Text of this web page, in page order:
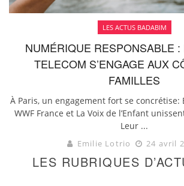
LES ACTUS BADABIM
NUMÉRIQUE RESPONSABLE :
TELECOM S’ENGAGE AUX
FAMILLES
À Paris, un engagement fort se concrétise:
WWF France et La Voix de l’Enfant
Leur ...
Emilie Lotrio 24 avril
LES RUBRIQUES